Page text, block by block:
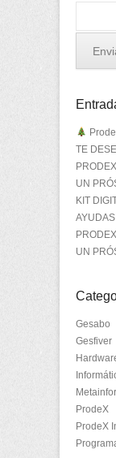
TE
UN
KIT
AYUDAS
UN
Gesabo
Gesfiver
ProdeX
ProdeX